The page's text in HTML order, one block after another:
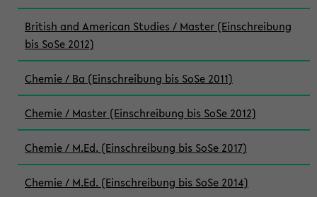
British and American Studies / Master (Einschreibung
bis SoSe 2012)
Chemie / Ba (Einschreibung bis SoSe 2011)
Chemie / Master (Einschreibung bis SoSe 2012)
Chemie / M.Ed. (Einschreibung bis SoSe 2017)
Chemie / M.Ed. (Einschreibung bis SoSe 2014)